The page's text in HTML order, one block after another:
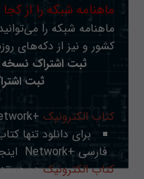
ماهنامه شبکه را از
ماهنامه شبکه را
کشور و نیز از دکه‌های
ثبت اشتراک نسخه
ثبت
کتاب الکترونیک +Network راهنمای شبکه‌ها
برای دانلود تنها
فارسی +Network
کتاب الکترونیکدوره